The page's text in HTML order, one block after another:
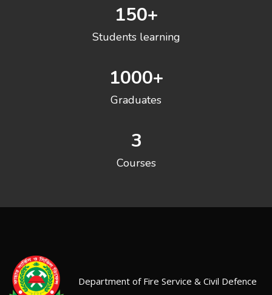
150+
Students learning
1000+
Graduates
3
Courses
Department of Fire Service & Civil Defence